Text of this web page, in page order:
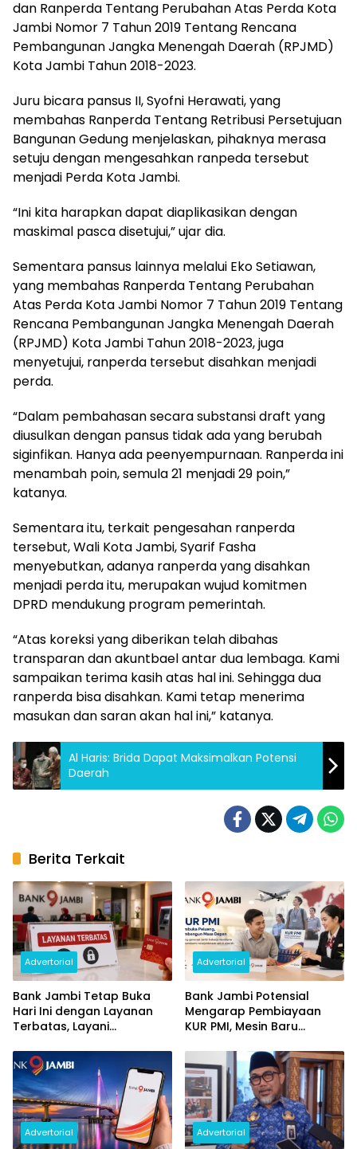
dan Ranperda Tentang Perubahan Atas Perda Kota
Jambi Nomor 7 Tahun 2019 Tentang Rencana
Pembangunan Jangka Menengah Daerah (RPJMD)
Kota Jambi Tahun 2018-2023.
Juru bicara pansus II, Syofni Herawati, yang
membahas Ranperda Tentang Retribusi Persetujuan
Bangunan Gedung menjelaskan, pihaknya merasa
setuju dengan mengesahkan ranpeda tersebut
menjadi Perda Kota Jambi.
“Ini kita harapkan dapat diaplikasikan dengan
maskimal pasca disetujui,” ujar dia.
Sementara pansus lainnya melalui Eko Setiawan,
yang membahas Ranperda Tentang Perubahan
Atas Perda Kota Jambi Nomor 7 Tahun 2019 Tentang
Rencana Pembangunan Jangka Menengah Daerah
(RPJMD) Kota Jambi Tahun 2018-2023, juga
menyetujui, ranperda tersebut disahkan menjadi
perda.
“Dalam pembahasan secara substansi draft yang
diusulkan dengan pansus tidak ada yang berubah
siginfikan. Hanya ada peenyempurnaan. Ranperda ini
menambah poin, semula 21 menjadi 29 poin,”
katanya.
Sementara itu, terkait pengesahan ranperda
tersebut, Wali Kota Jambi, Syarif Fasha
menyebutkan, adanya ranperda yang disahkan
menjadi perda itu, merupakan wujud komitmen
DPRD mendukung program pemerintah.
“Atas koreksi yang diberikan telah dibahas
transparan dan akuntbael antar dua lembaga. Kami
sampaikan terima kasih atas hal ini. Sehingga dua
ranperda bisa disahkan. Kami tetap menerima
masukan dan saran akan hal ini,” katanya.
Al Haris: Brida Dapat Maksimalkan Potensi
Daerah
Berita Terkait
Advertorial
Bank Jambi Tetap Buka
Hari Ini dengan Layanan
Terbatas, Layani
dan Perubahan PIN
Advertorial
Bank Jambi Potensial
Mengarap Pembiayaan
KUR PMI, Mesin Baru
Daerah
Advertorial Advertorial